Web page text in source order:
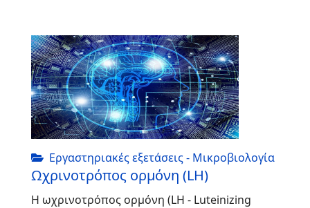
Εργαστηριακές εξετάσεις - Μικροβιολογία
Ωχρινοτρόπος ορμόνη (LH)
Η ωχρινοτρόπος ορμόνη (LH - Luteinizing